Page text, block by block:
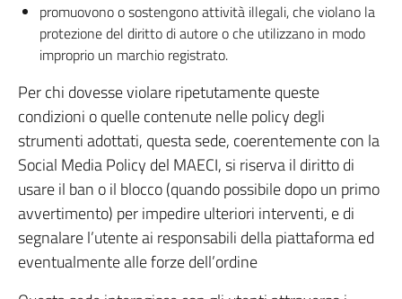
promuovono o sostengono attività illegali, che violano la
protezione del diritto di autore o che utilizzano in modo
improprio un marchio registrato.
Per chi dovesse violare ripetutamente queste
condizioni o quelle contenute nelle policy degli
strumenti adottati, questa sede, coerentemente con la
Social Media Policy del MAECI, si riserva il diritto di
usare il ban o il blocco (quando possibile dopo un primo
avvertimento) per impedire ulteriori interventi, e di
segnalare l’utente ai responsabili della piattaforma ed
eventualmente alle forze dell’ordine